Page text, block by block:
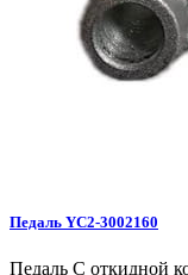
Педаль YC2-3002160
Педаль C откидной